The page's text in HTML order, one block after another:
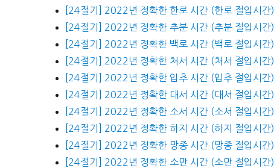
[24절기] 2022년 정확한 한로 시간 (한로 절입시간)
[24절기] 2022년 정확한 추분 시간 (추분 절입시간)
[24절기] 2022년 정확한 백로 시간 (백로 절입시간)
[24절기] 2022년 정확한 처서 시간 (처서 절입시간)
[24절기] 2022년 정확한 입추 시간 (입추 절입시간)
[24절기] 2022년 정확한 대서 시간 (대서 절입시간)
[24절기] 2022년 정확한 소서 시간 (소서 절입시간)
[24절기] 2022년 정확한 하지 시간 (하지 절입시간)
[24절기] 2022년 정확한 망종 시간 (망종 절입시간)
[24절기] 2022년 정확한 소만 시간 (소만 절입시간)